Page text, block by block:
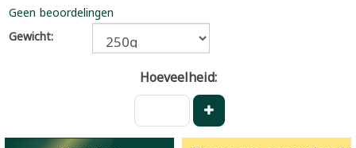
Geen beoordelingen
Gewicht:
Hoeveelheid: